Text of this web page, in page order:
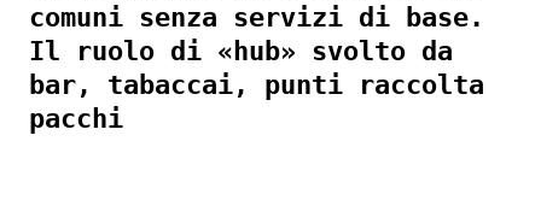
comuni senza servizi di base.
Il ruolo di «hub» svolto da
bar, tabaccai, punti raccolta
pacchi